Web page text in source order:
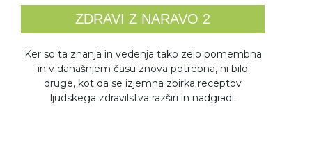
ZDRAVI Z NARAVO 2
Ker so ta znanja in vedenja tako zelo pomembna
in v današnjem času znova potrebna, ni bilo
druge, kot da se izjemna zbirka receptov
ljudskega zdravilstva razširi in nadgradi.